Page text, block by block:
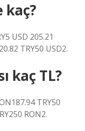
kaç?
USD 205.21
TRY50 USD2.
kaç TL?
TRY50
RON2.